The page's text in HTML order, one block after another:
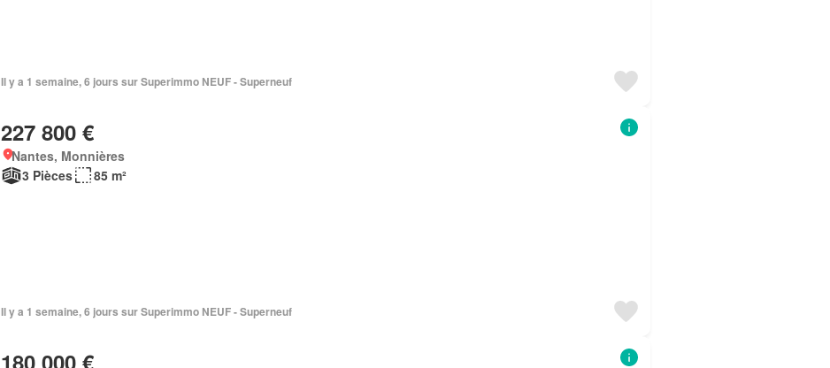
Il y a 1 semaine, 6 jours sur Superimmo NEUF - Superneuf
227 800 €
Nantes, Monnières
3 Pièces
85 m²
Il y a 1 semaine, 6 jours sur Superimmo NEUF - Superneuf
180 000 €